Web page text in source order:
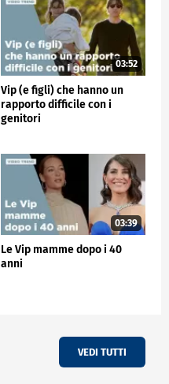
03:52
Vip (e figli) che hanno un
rapporto difficile con i
genitori
03:39
Le Vip mamme dopo i 40
anni
VEDI TUTTI